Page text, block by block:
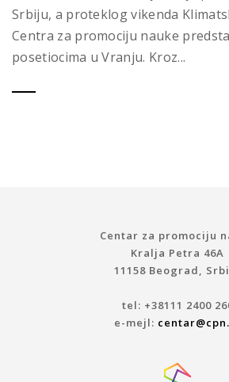
Srbiju, a proteklog vikenda
Centra za promociju nauke
posetiocima u Vranju. Kroz...
Centar za promociju
Kralja Petra 46A
11158 Beograd,
tel: +38111 2400
e-mejl: